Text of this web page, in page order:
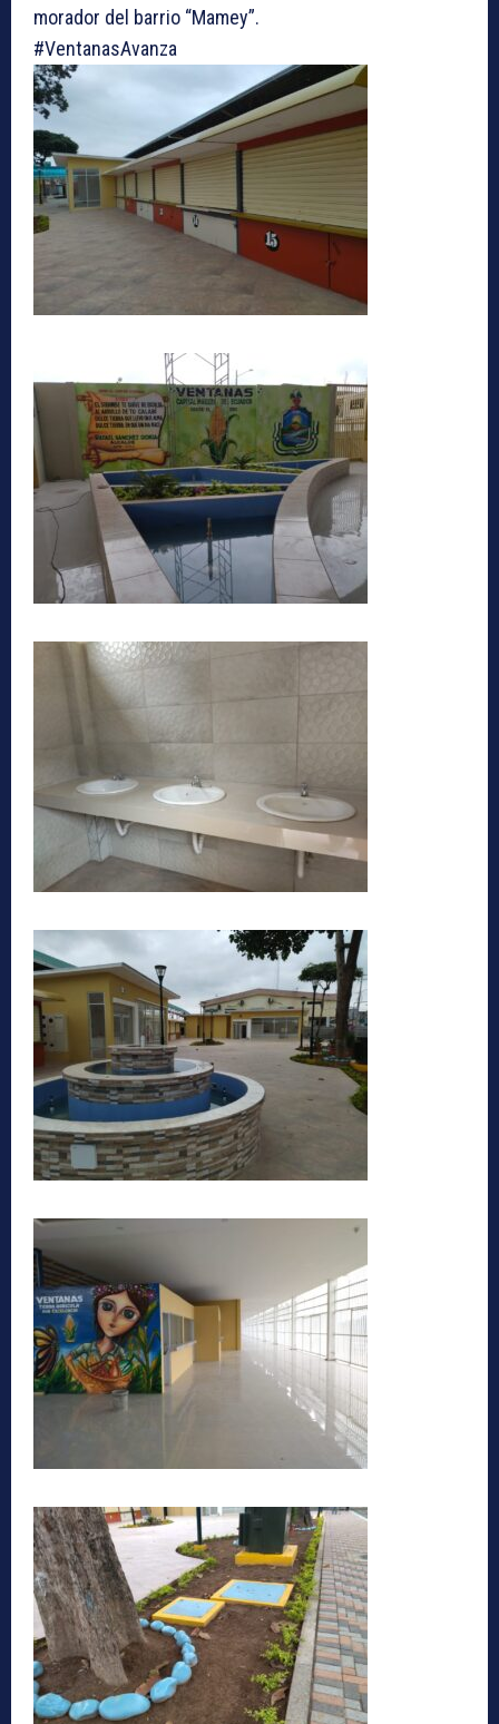
morador del barrio “Mamey”.
#VentanasAvanza